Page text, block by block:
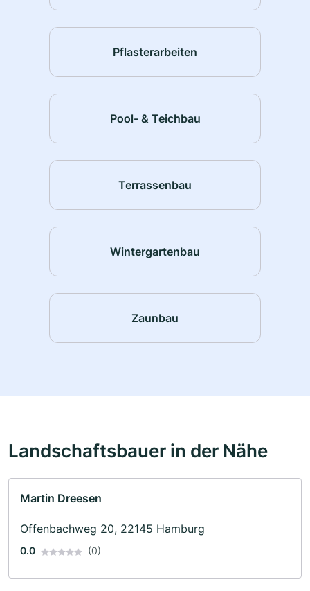
Pflasterarbeiten
Pool- & Teichbau
Terrassenbau
Wintergartenbau
Zaunbau
Landschaftsbauer in der Nähe
Martin Dreesen
Offenbachweg 20, 22145 Hamburg
0.0 (0)